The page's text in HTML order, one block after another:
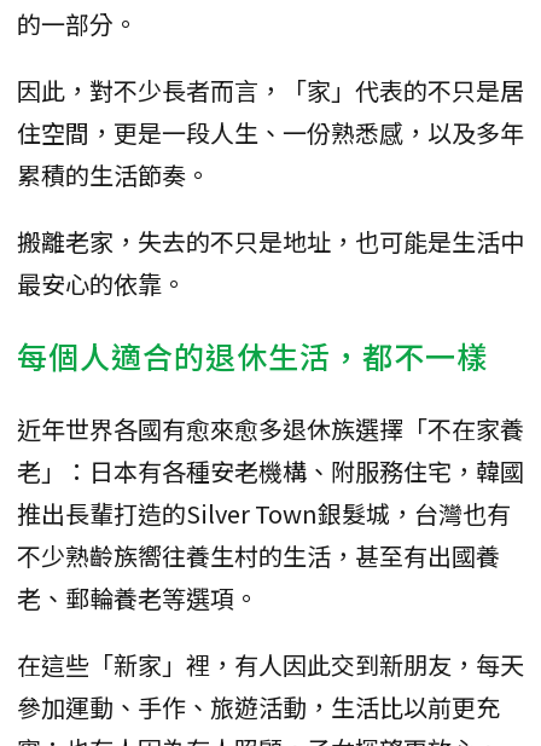
的一部分。
因此，對不少長者而言，「家」代表的不只是居
住空間，更是一段人生、一份熟悉感，以及多年
累積的生活節奏。
搬離老家，失去的不只是地址，也可能是生活中
最安心的依靠。
每個人適合的退休生活，都不一樣
近年世界各國有愈來愈多退休族選擇「不在家養
老」：日本有各種安老機構、附服務住宅，韓國
推出長輩打造的Silver Town銀髮城，台灣也有
不少熟齡族嚮往養生村的生活，甚至有出國養
老、郵輪養老等選項。
在這些「新家」裡，有人因此交到新朋友，每天
參加運動、手作、旅遊活動，生活比以前更充